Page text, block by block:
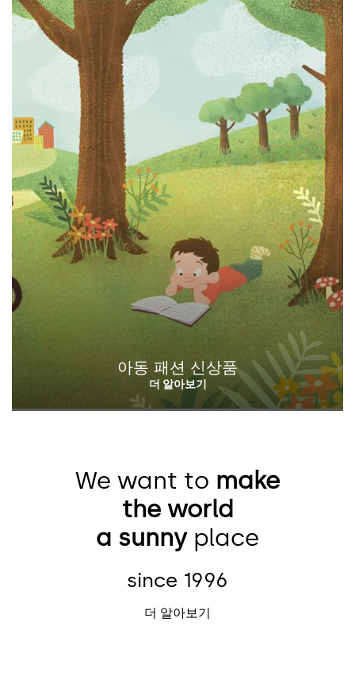
아동 패션 신상품
We want to make
the world
a sunnyplace
since 1996
더 알아보기